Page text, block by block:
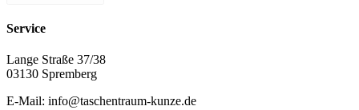
Service
Lange Straße 37/38
03130 Spremberg
E-Mail: info@taschentraum-kunze.de